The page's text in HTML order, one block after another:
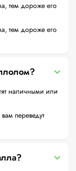
тем дороже его
тем дороже его
наличными или
переведут